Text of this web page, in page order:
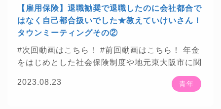
・・・・・・・・・・・・・・・・・・・・・・・・
【お知らせ】 ★株式会社プレジデント社様が発
刊する「プレジデント2022年5/13号」に掲載さ
A...★株式会社ベンド Bend Inc.様が運営する資
格総合サイト「資格times」に掲載されました！
https://shikakutimes.jp/sharoushi/2637
★東洋
経済新報社様が発刊する「週刊東洋経済2022年2
【雇用保険】退職勧奨で退職したのに会社都合で
はなく自己都合扱いでした★教えていけいさん！
タウンミーティングその②
#次回動画はこちら！ #前回動画はこちら！
年金
をはじめとした社会保険制度や地元東大阪市に関
20代～30代まで
の青年世代の方から頂いた質問について、社労士
2023.08.23 青年